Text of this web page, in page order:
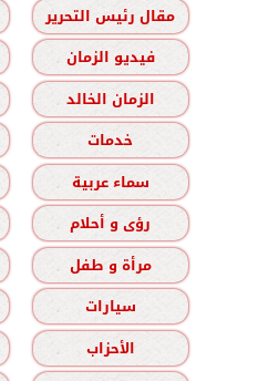
مقال رئيس التحرير
فيديو الزمان
الزمان الخالد
خدمات
سماء عربية
رؤى و أحلام
مرأة و طفل
سيارات
الأحزاب